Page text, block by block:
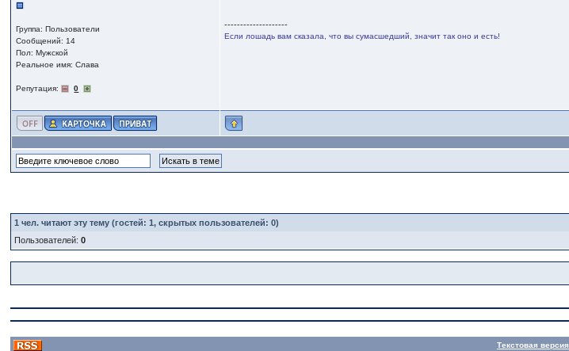
Группа: Пользователи
Сообщений: 14
Пол: Мужской
Реальное имя: Слава
Репутация: 0
--------------------
Если лошадь вам сказала, что вы сумасшедший, значит так оно и есть!
1 чел. читают эту тему (гостей: 1, скрытых пользователей: 0)
Пользователей:0
Текстовая версия